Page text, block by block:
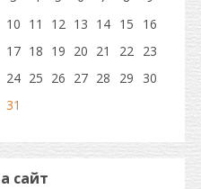
10 11 12 13 14 15
16
17 18 19 20 21 22 23
24 25 26 27 28 29
30
31
сайт